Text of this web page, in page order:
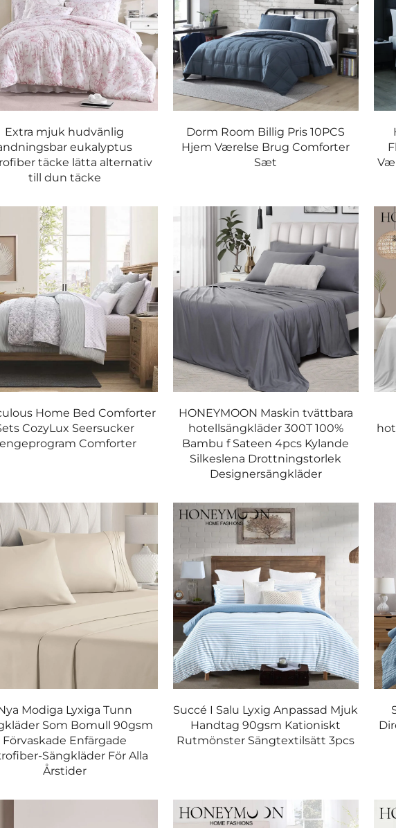
sömn.
material för säkra, hållbara sömnösningar.
och förpackningar.
leverans.
eller mikrofiber.
och ojämn fyllningsfördelning.
rengöring.
Extra mjuk hudvänlig
eukalyptus
täcke lätta alternativ
till dun täcke
Dorm Room Billig Pris 10PCS
Hjem Værelse Brug Comforter
Sæt
Home Bed Comforter
CozyLux Seersucker
Comforter
HONEYMOON Maskin tvättbara
hotellsängkläder 300T 100%
Bambu f Sateen 4pcs Kylande
Silkeslena Drottningstorlek
Designersängkläder
Modiga Lyxiga Tunn
Som Bomull 90gsm
Förvaskade Enfärgade
Sängkläder För Alla
Årstider
Succé I Salu Lyxig Anpassad Mjuk
Handtag 90gsm Kationiskt
Rutmönster Sängtextilsätt 3pcs